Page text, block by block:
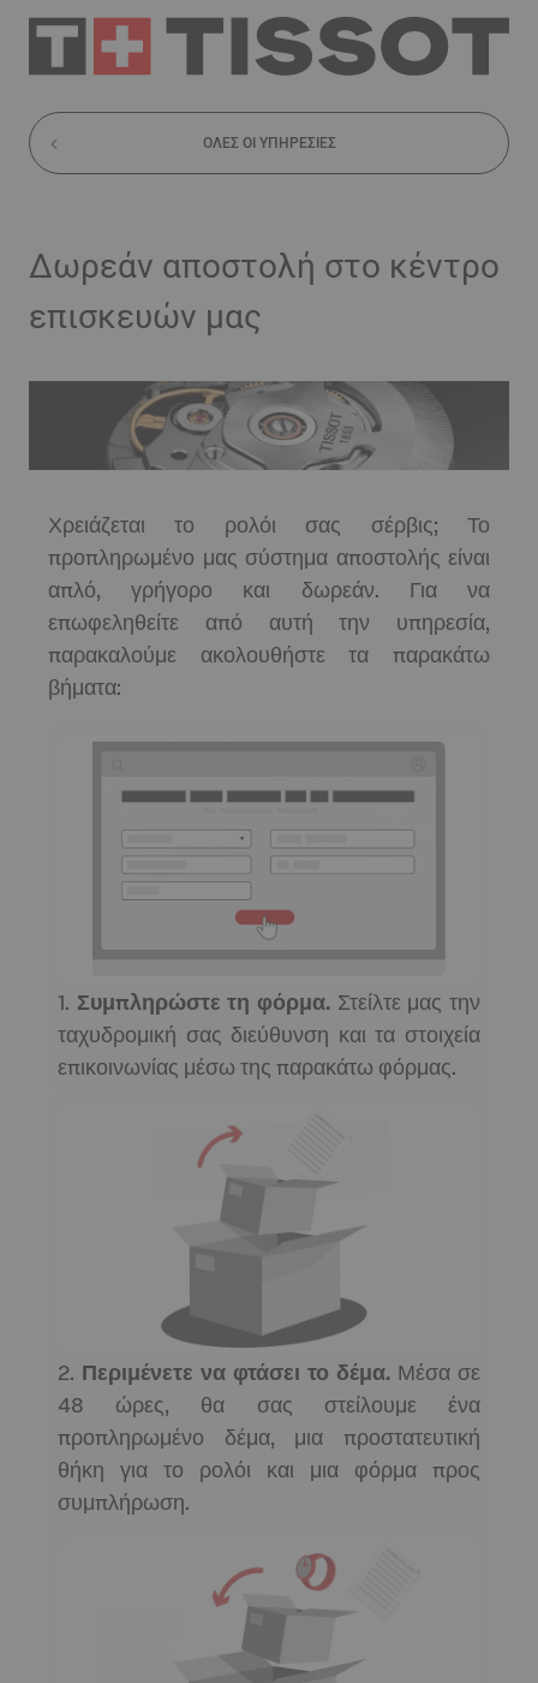
ΌΛΕΣ ΟΙ ΥΠΗΡΕΣΊΕΣ
Δωρεάν αποστολή στο κέντρο
επισκευών μας
Χρειάζεται το ρολόι σας σέρβις; Το
προπληρωμένο μας σύστημα αποστολής είναι
απλό, γρήγορο και δωρεάν. Για να
επωφεληθείτε από αυτή την υπηρεσία,
παρακαλούμε ακολουθήστε τα παρακάτω
βήματα:
1. Συμπληρώστε τη φόρμα. Στείλτε μας την
ταχυδρομική σας διεύθυνση και τα στοιχεία
επικοινωνίας μέσω της παρακάτω φόρμας.
2. Περιμένετε να φτάσει το δέμα. Μέσα σε
48 ώρες, θα σας στείλουμε ένα
προπληρωμένο δέμα, μια προστατευτική
θήκη για το ρολόι και μια φόρμα προς
συμπλήρωση.